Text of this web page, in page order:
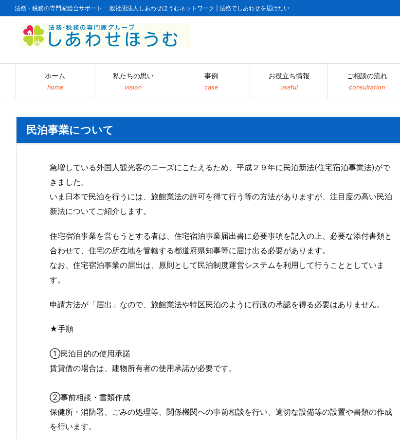
ホーム
home
私たちの思い
vision
事例
case
お役立ち情報
useful
ご相談の流れ
consultation
法務・税務の専門家総合サポート 一般社団法人しあわせほうむネットワーク | 法務でしあわせを届けたい
民泊事業について
急増している外国人観光客のニーズにこたえるため、平成２９年に民泊新法(住宅宿泊事業法)がで
きました。
いま日本で民泊を行うには、旅館業法の許可を得て行う等の方法がありますが、注目度の高い民泊
新法についてご紹介します。
住宅宿泊事業を営もうとする者は、住宅宿泊事業届出書に必要事項を記入の上、必要な添付書類と
合わせて、住宅の所在地を管轄する都道府県知事等に届け出る必要があります。
なお、住宅宿泊事業の届出は、原則として民泊制度運営システムを利用して行うこととしていま
す。
申請方法が「届出」なので、旅館業法や特区民泊のように行政の承認を得る必要はありません。
★手順
①民泊目的の使用承諾
賃貸借の場合は、建物所有者の使用承諾が必要です。
②事前相談・書類作成
保健所・消防署、ごみの処理等、関係機関への事前相談を行い、適切な設備等の設置や書類の作成
を行います。